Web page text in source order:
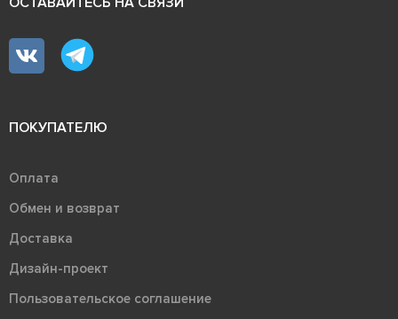
ПОКУПАТЕЛЮ
Оплата
Обмен и возврат
Доставка
Дизайн-проект
Пользовательское соглашение